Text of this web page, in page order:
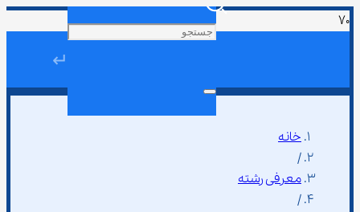
↵
خانه
/
معرفی رشته
/